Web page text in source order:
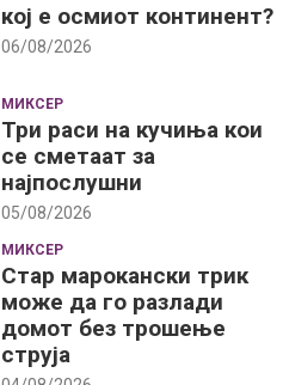
кој е осмиот континент?
06/08/2026
МИКСЕР
Три раси на кучиња кои
се сметаат за
најпослушни
05/08/2026
МИКСЕР
Стар марокански трик
може да го разлади
домот без трошење
струја